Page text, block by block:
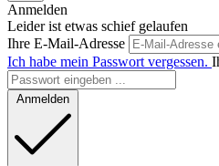
Anmelden
Leider ist etwas schief gelaufen
Ihre E-Mail-Adresse
Ich habe mein Passwort vergessen.
Anmelden